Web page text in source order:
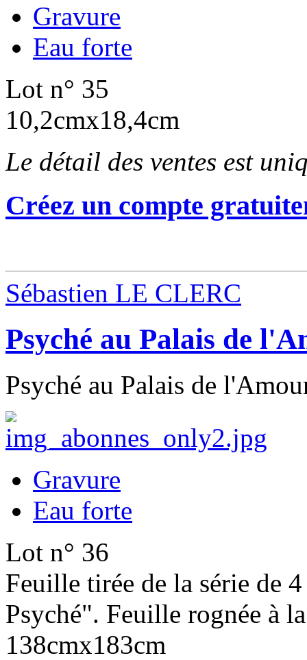
Gravure
Eau forte
Lot n° 35
10,2cmx18,4cm
Le détail des ventes est
Créez un compte
Sébastien LE CLERC
Psyché au Palais de
Psyché au Palais de
Gravure
Eau forte
Lot n° 36
Feuille tirée de la série de
Psyché". Feuille rognée à
138cmx183cm